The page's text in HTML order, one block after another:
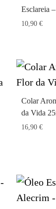
Esclareia
10,90 €
Colar
da Vida
16,90 €